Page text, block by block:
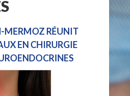
MERMOZ RÉUNIT
EN CHIRURGIE